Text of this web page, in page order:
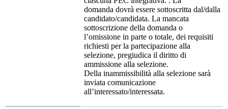
domanda dovrà essere sottoscritta dal/dalla
candidato/candidata. La mancata
sottoscrizione della domanda o
l’omissione in parte o totale, dei requisiti
richiesti per la partecipazione alla
selezione, pregiudica il diritto di
ammissione alla selezione.
Della inammissibilità alla selezione sarà
inviata comunicazione
all’interessato/interessata.